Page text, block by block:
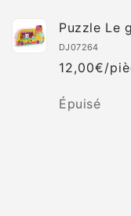
Puzzle Le
DJ07264
12,00€/
Quantité
Épuisé